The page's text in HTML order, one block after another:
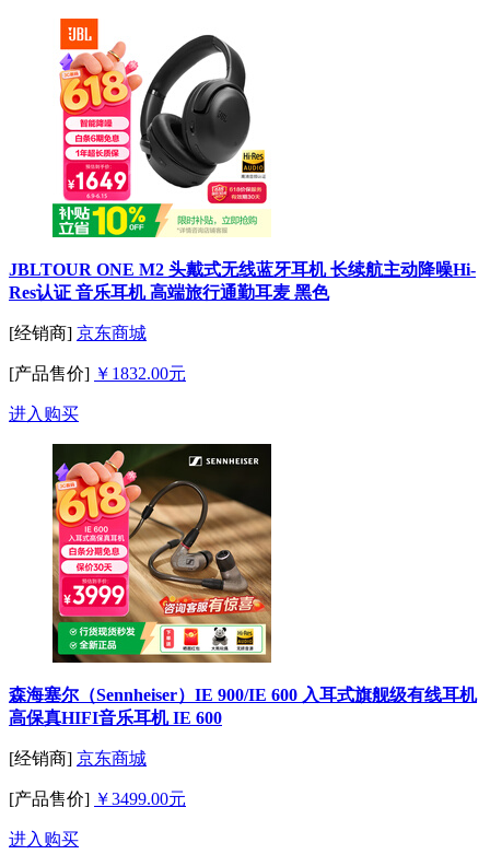
JBLTOUR ONE M2 头戴式无线蓝牙耳机 长续航主动降噪Hi-
Res认证 音乐耳机 高端旅行通勤耳麦 黑色
[经销商] 京东商城
[产品售价] ￥1832.00元
进入购买
森海塞尔（Sennheiser）IE 900/IE 600 入耳式旗舰级有线耳机
高保真HIFI音乐耳机 IE 600
[经销商] 京东商城
[产品售价] ￥3499.00元
进入购买